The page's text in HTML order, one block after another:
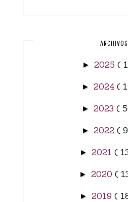
ARCHIVOS
► 2025 (
► 2024 (
► 2023 (
► 2022 (
► 2021 (
► 2020 (
► 2019 (